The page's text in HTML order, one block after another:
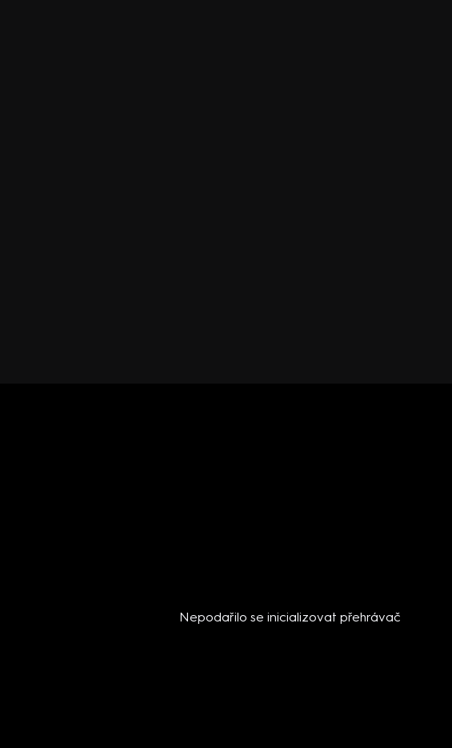
Nepodařilo se inicializovat přehrávač